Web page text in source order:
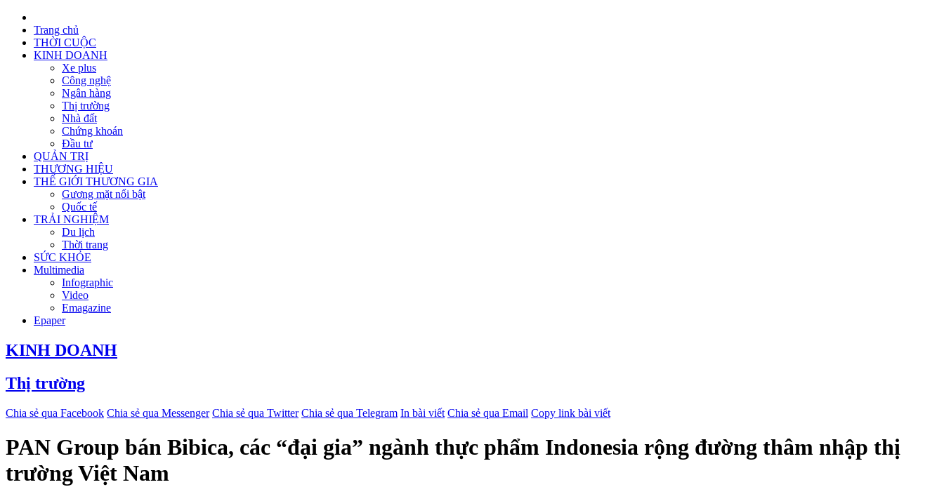
Trang chủ
THỜI CUỘC
KINH DOANH
Xe plus
Công nghệ
Ngân hàng
Thị trường
Nhà đất
Chứng khoán
Đầu tư
QUẢN TRỊ
THƯƠNG HIỆU
THẾ GIỚI THƯƠNG GIA
Gương mặt nổi bật
Quốc tế
TRẢI NGHIỆM
Du lịch
Thời trang
SỨC KHỎE
Multimedia
Infographic
Video
Emagazine
Epaper
KINH DOANH
Thị trường
Chia sẻ qua Facebook Chia sẻ qua Messenger Chia sẻ qua Twitter Chia sẻ qua Telegram In bài viết Chia sẻ qua Email Copy link bài viết
PAN Group bán Bibica, các “đại gia” ngành thực phẩm Indonesia rộng đường thâm nhập thị
trường Việt Nam